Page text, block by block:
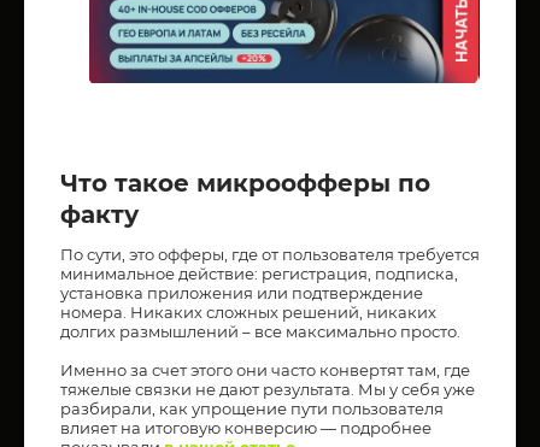
Что такое микроофферы по
факту
По сути, это офферы, где от пользователя требуется
минимальное действие: регистрация, подписка,
установка приложения или подтверждение
номера. Никаких сложных решений, никаких
долгих размышлений – все максимально просто.
Именно за счет этого они часто конвертят там, где
тяжелые связки не дают результата. Мы у себя уже
разбирали, как упрощение пути пользователя
влияет на итоговую конверсию — подробнее